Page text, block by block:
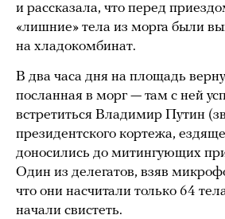
и рассказала, что перед
«лишние» тела из морга были
на хладокомбинат.
В два часа дня на площадь
посланная в морг — там с ней
встретиться Владимир Путин
президентского кортежа,
доносились до митингующих
Один из делегатов, взяв
что они насчитали только 64
начали свистеть.